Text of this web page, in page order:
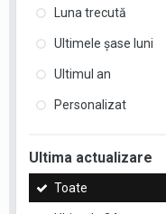
Luna trecută
Ultimele şase luni
Ultimul an
Personalizat
Ultima actualizare
Toate